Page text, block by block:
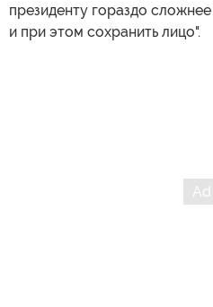
президенту гораздо
и при этом сохранить лицо".